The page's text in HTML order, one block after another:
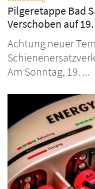
Pilgeretappe Bad
Verschoben auf
Achtung neuer
Am Sonntag, 19. ...